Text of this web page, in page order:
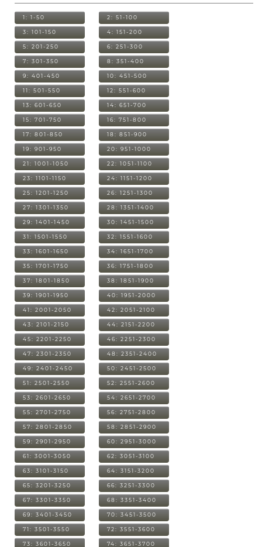
1: 1-50 2: 51-100
3: 101-150 4: 151-200
5: 201-250 6: 251-300
7: 301-350 8: 351-400
9: 401-450 10: 451-500
11: 501-550 12: 551-600
13: 601-650 14: 651-700
15: 701-750 16: 751-800
17: 801-850 18: 851-900
19: 901-950 20: 951-1000
21: 1001-1050 22: 1051-1100
23: 1101-1150 24: 1151-1200
25: 1201-1250 26: 1251-1300
27: 1301-1350 28: 1351-1400
29: 1401-1450 30: 1451-1500
31: 1501-1550 32: 1551-1600
33: 1601-1650 34: 1651-1700
35: 1701-1750 36: 1751-1800
37: 1801-1850 38: 1851-1900
39: 1901-1950 40: 1951-2000
41: 2001-2050 42: 2051-2100
43: 2101-2150 44: 2151-2200
45: 2201-2250 46: 2251-2300
47: 2301-2350 48: 2351-2400
49: 2401-2450 50: 2451-2500
51: 2501-2550 52: 2551-2600
53: 2601-2650 54: 2651-2700
55: 2701-2750 56: 2751-2800
57: 2801-2850 58: 2851-2900
59: 2901-2950 60: 2951-3000
61: 3001-3050 62: 3051-3100
63: 3101-3150 64: 3151-3200
65: 3201-3250 66: 3251-3300
67: 3301-3350 68: 3351-3400
69: 3401-3450 70: 3451-3500
71: 3501-3550 72: 3551-3600
73: 3601-3650 74: 3651-3700